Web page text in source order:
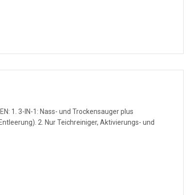
1. 3-IN-1: Nass- und Trockensauger plus
Aktivierungs- und